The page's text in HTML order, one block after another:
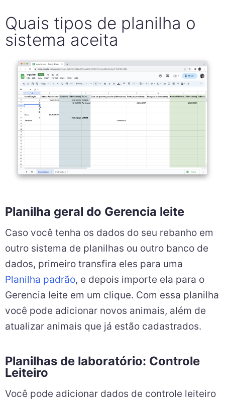
Quais tipos de planilha o
sistema aceita
Planilha geral do Gerencia leite
Caso você tenha os dados do seu rebanho em
outro sistema de planilhas ou outro banco de
dados, primeiro transfira eles para uma
Planilha padrão, e depois importe ela para o
Gerencia leite em um clique. Com essa planilha
você pode adicionar novos animais, além de
atualizar animais que já estão cadastrados.
Planilhas de laboratório: Controle
Leiteiro
Você pode adicionar dados de controle leiteiro